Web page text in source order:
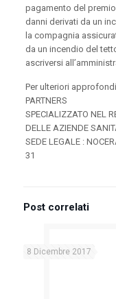
pagamento del
danni derivati da un
la compagnia
da un incendio del
ascriversi
Per ulteriori
PARTNERS
SPECIALIZZATO NEL
DELLE AZIENDE
SEDE LEGALE :
31
Post correlati
8 Dicembre 2017